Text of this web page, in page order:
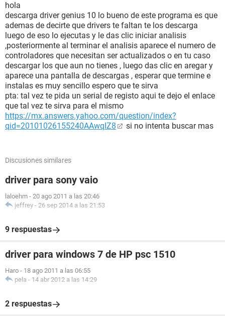
hola
descarga driver genius 10 lo bueno de este programa es que
ademas de decirte que drivers te faltan te los descarga
luego de eso lo ejecutas y le das clic iniciar analisis
,posteriormente al terminar el analisis aparece el numero de
controladores que necesitan ser actualizados o en tu caso
descargar los que aun no tienes , luego das clic en aregar y
aparece una pantalla de descargas , esperar que termine e
instalas es muy sencillo espero que te sirva
pta: tal vez te pida un serial de registo aqui te dejo el enlace
que tal vez te sirva para el mismo
https://mx.answers.yahoo.com/question/index?
qid=20101026155240AAwqIZ8
si no intenta buscar mas
Discusiones similares
driver para sony vaio
laloehm - 20 ago 2011 a las 20:46
jeffrey - 26 sep 2014 a las 21:53
9 respuestas
driver para windows 7 de HP psc 1510
Haro - 18 ago 2011 a las 06:55
pela - 14 abr 2012 a las 14:29
2 respuestas